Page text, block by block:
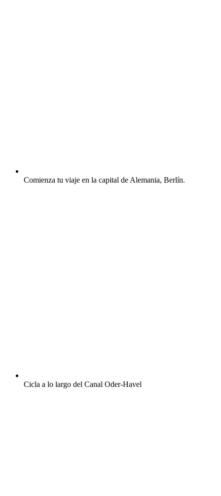
Comienza tu viaje en la capital de Alemania, Berlín.
Cicla a lo largo del Canal Oder-Havel